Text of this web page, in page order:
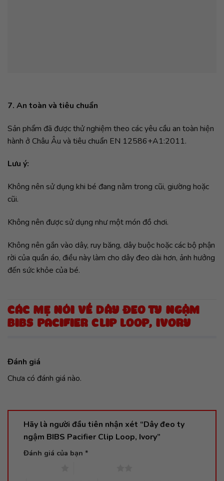
7. An toàn và tiêu chuẩn
Sản phẩm đã được thử nghiệm theo các yêu cầu an toàn hiện
hành ở Châu Âu và tiêu chuẩn EN 12586+A1:2011.
Lưu ý:
Không nên sử dụng khi bé đang nằm trong cũi, giường hoặc
cũi.
Không nên được sử dụng như một món đồ chơi.
Không nên gắn vào dây, ruy băng, dây buộc hoặc các bộ phận
rời của quần áo, điều này làm cho dây đeo dài hơn, ảnh hưởng
đến sức khỏe của bé.
CÁC MẸ NÓI VỀ DÂY ĐEO TY NGẬM
BIBS PACIFIER CLIP LOOP, IVORY
Đánh giá
Chưa có đánh giá nào.
Hãy là người đầu tiên nhận xét “Dây đeo ty
ngậm BIBS Pacifier Clip Loop, Ivory”
Đánh giá của bạn *